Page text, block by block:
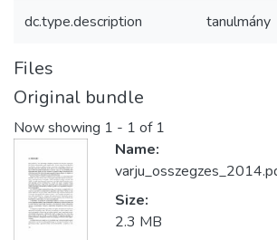
dc.type.description tanulmány
Files
Original bundle
Now showing 1 - 1 of 1
Name:
Size:
2.3 MB